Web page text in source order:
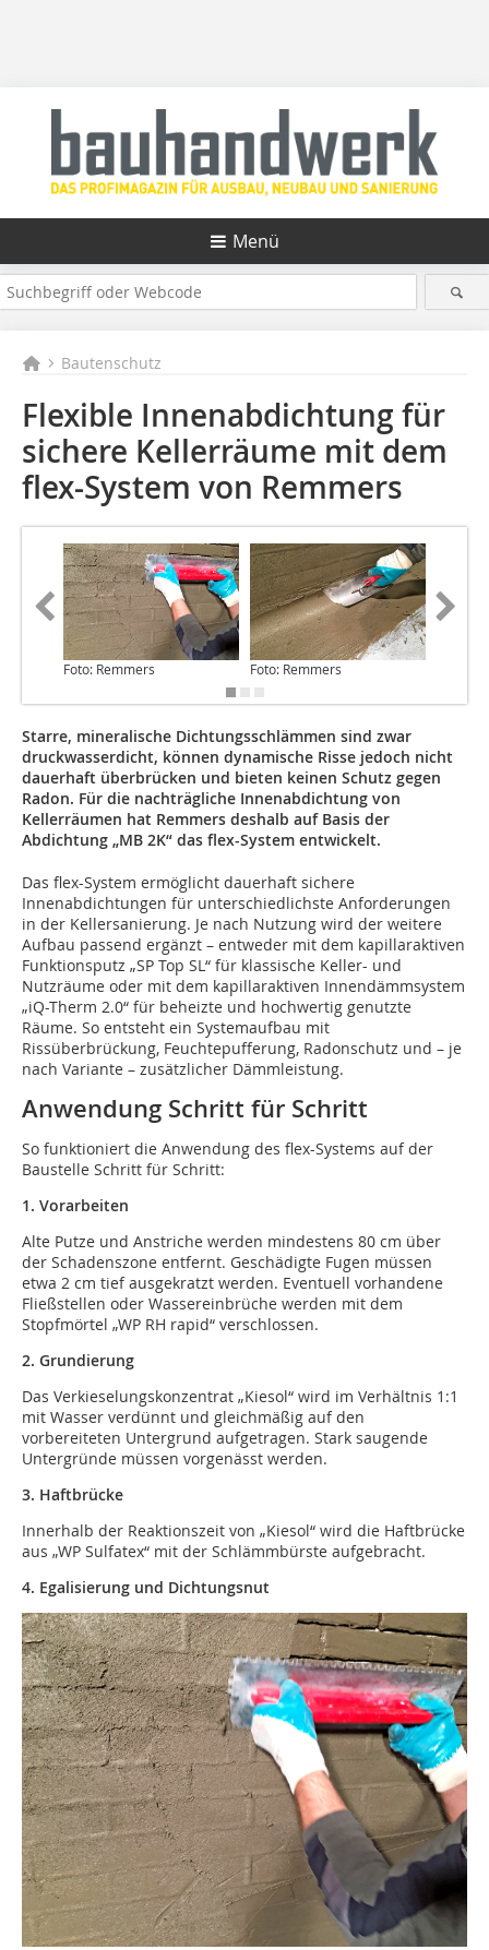
Menü
Bautenschutz
Flexible Innenabdichtung für
sichere Kellerräume mit dem
flex-System von Remmers
Foto: Remmers Foto: Remmers
Starre, mineralische Dichtungsschlämmen sind zwar
druckwasserdicht, können dynamische Risse jedoch nicht
dauerhaft überbrücken und bieten keinen Schutz gegen
Radon. Für die nachträgliche Innenabdichtung von
Kellerräumen hat Remmers deshalb auf Basis der
Abdichtung „MB 2K“ das flex-System entwickelt.
Das flex-System ermöglicht dauerhaft sichere
Innenabdichtungen für unterschiedlichste Anforderungen
in der Kellersanierung. Je nach Nutzung wird der weitere
Aufbau passend ergänzt – entweder mit dem kapillaraktiven
Funktionsputz „SP Top SL“ für klassische Keller- und
Nutzräume oder mit dem kapillaraktiven Innendämmsystem
„iQ-Therm 2.0“ für beheizte und hochwertig genutzte
Räume. So entsteht ein Systemaufbau mit
Rissüberbrückung, Feuchtepufferung, Radonschutz und – je
nach Variante – zusätzlicher Dämmleistung.
Anwendung Schritt für Schritt
So funktioniert die Anwendung des flex-Systems auf der
Baustelle Schritt für Schritt:
1. Vorarbeiten
Alte Putze und Anstriche werden mindestens 80 cm über
der Schadenszone entfernt. Geschädigte Fugen müssen
etwa 2 cm tief ausgekratzt werden. Eventuell vorhandene
Fließstellen oder Wassereinbrüche werden mit dem
Stopfmörtel „WP RH rapid“ verschlossen.
2. Grundierung
Das Verkieselungskonzentrat „Kiesol“ wird im Verhältnis 1:1
mit Wasser verdünnt und gleichmäßig auf den
vorbereiteten Untergrund aufgetragen. Stark saugende
Untergründe müssen vorgenässt werden.
3. Haftbrücke
Innerhalb der Reaktionszeit von „Kiesol“ wird die Haftbrücke
aus „WP Sulfatex“ mit der Schlämmbürste aufgebracht.
4. Egalisierung und Dichtungsnut